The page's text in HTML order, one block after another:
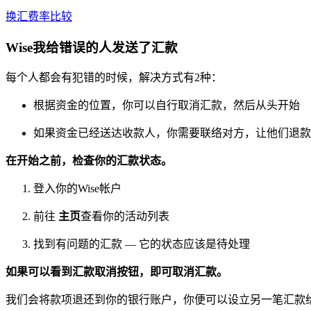
换汇费率比较
Wise我给错误的人发送了汇款
每个人都会有犯错的时候，解决方式有2种：
根据资金的位置，你可以自行取消汇款，然后从头开始
如果资金已经送达收款人，你需要联络对方，让他们退款
在开始之前，检查你的汇款状态。
登入你的Wise帐户
前往 主页查看你的活动列表
找到有问题的汇款 — 它的状态应该是待处理
如果可以看到汇款取消按钮，即可取消汇款。
我们会将款项退还到你的银行账户，你便可以设立另一笔汇款